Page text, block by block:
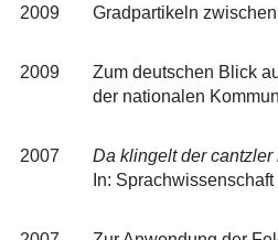
2009 Gradpartikeln
2009
Zum deutschen Blick
der nationalen
2007
Da klingelt der
In: